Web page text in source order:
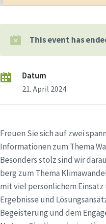
This event has
Datum
21. April 2024
Freuen Sie sich auf zwei
Informationen zum Thema
Besonders stolz sind wir
berg zum Thema
mit viel persönlichem
Ergebnisse und
Begeisterung und dem